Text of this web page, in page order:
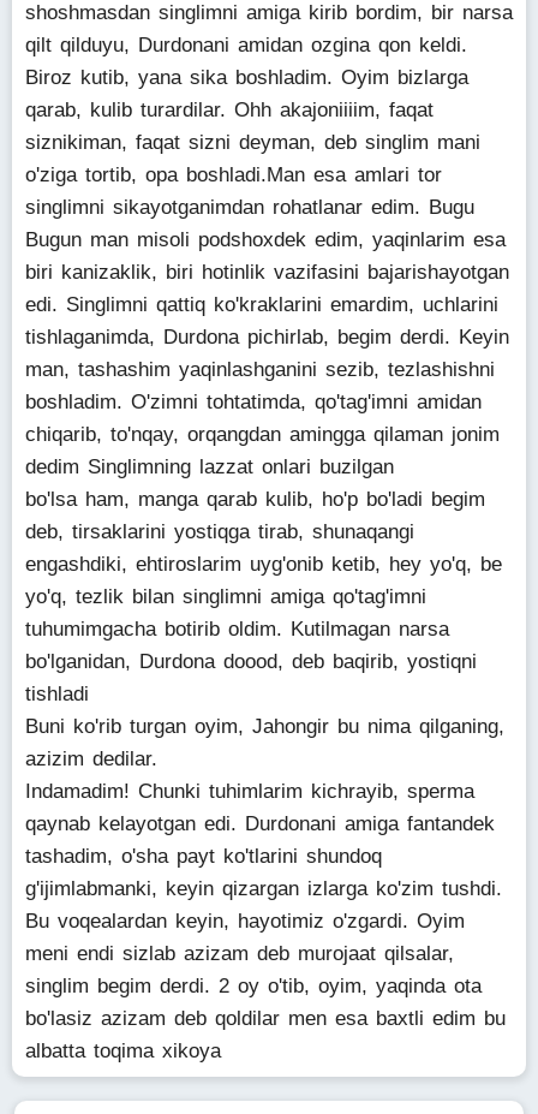
shoshmasdan singlimni amiga kirib bordim, bir narsa
qilt qilduyu, Durdonani amidan ozgina qon keldi.
Biroz kutib, yana sika boshladim. Oyim bizlarga
qarab, kulib turardilar. Ohh akajoniiiim, faqat
siznikiman, faqat sizni deyman, deb singlim mani
o'ziga tortib, opa boshladi.Man esa amlari tor
singlimni sikayotganimdan rohatlanar edim. Bugu
Bugun man misoli podshoxdek edim, yaqinlarim esa
biri kanizaklik, biri hotinlik vazifasini bajarishayotgan
edi. Singlimni qattiq ko'kraklarini emardim, uchlarini
tishlaganimda, Durdona pichirlab, begim derdi. Keyin
man, tashashim yaqinlashganini sezib, tezlashishni
boshladim. O'zimni tohtatimda, qo'tag'imni amidan
chiqarib, to'nqay, orqangdan amingga qilaman jonim
dedim Singlimning lazzat onlari buzilgan
bo'lsa ham, manga qarab kulib, ho'p bo'ladi begim
deb, tirsaklarini yostiqga tirab, shunaqangi
engashdiki, ehtiroslarim uyg'onib ketib, hey yo'q, be
yo'q, tezlik bilan singlimni amiga qo'tag'imni
tuhumimgacha botirib oldim. Kutilmagan narsa
bo'lganidan, Durdona doood, deb baqirib, yostiqni
tishladi
Buni ko'rib turgan oyim, Jahongir bu nima qilganing,
azizim dedilar.
Indamadim! Chunki tuhimlarim kichrayib, sperma
qaynab kelayotgan edi. Durdonani amiga fantandek
tashadim, o'sha payt ko'tlarini shundoq
g'ijimlabmanki, keyin qizargan izlarga ko'zim tushdi.
Bu voqealardan keyin, hayotimiz o'zgardi. Oyim
meni endi sizlab azizam deb murojaat qilsalar,
singlim begim derdi. 2 oy o'tib, oyim, yaqinda ota
bo'lasiz azizam deb qoldilar men esa baxtli edim bu
albatta toqima xikoya